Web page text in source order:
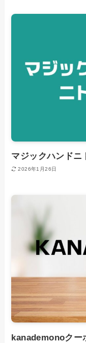
マジックハンドニ
2026年1月26日
kanademonoクー